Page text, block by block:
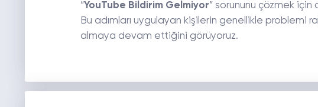
“YouTube Bildirim Gelmiyor” sorununu çözmek için
Bu adımları uygulayan kişilerin genellikle problemi
almaya devam ettiğini görüyoruz.